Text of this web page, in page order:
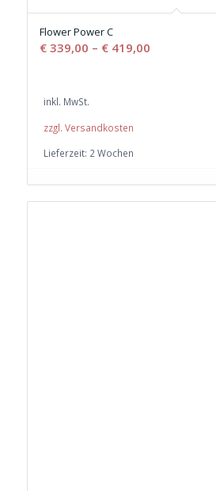
Flower Power C
€339,00 – €419,00
inkl. MwSt.
zzgl. Versandkosten
Lieferzeit: 2 Wochen